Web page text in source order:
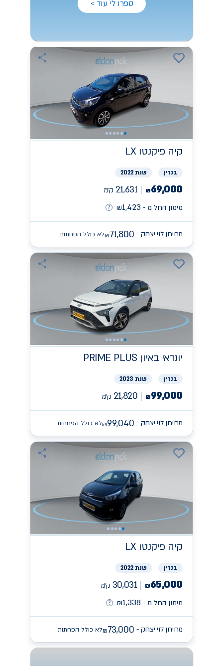
ספרו לי עוד >
קיה פיקנטו LX
בנזין שנת 2022
₪69,000
21,631 ק״מ
מימון החל מ -
₪1,423
מחירון לוי יצחק - ₪71,800 לא כולל הפחתות
יונדאי PRIME PLUS באיון
בנזין שנת 2023
₪99,000
21,820 ק״מ
מחירון לוי יצחק - ₪99,040 לא כולל הפחתות
קיה פיקנטו LX
בנזין שנת 2022
₪65,000
30,031 ק״מ
מימון החל מ -
₪1,338
מחירון לוי יצחק - ₪73,000 לא כולל הפחתות